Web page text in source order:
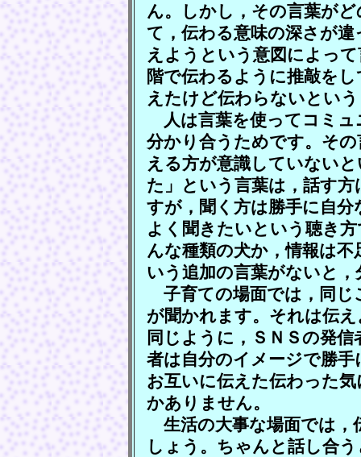
ん。しかし，その言葉が
て，伝わる意味の深さが
えようという意図によっ
階で伝わるように推敲を
えたけど伝わらないとい
人は言葉を使ってコミュ
分かり合うためです。そ
える方が意識していない
た」という言葉は，話す
すが，聞く方は勝手に自
よく聞きたいという聴き
んな種類の犬か，情報は
いう追加の言葉がないと
子育ての場面では，同じ
が聞かれます。それは伝
同じように，ＳＮＳの発
者は自分のイメージで勝
お互いに伝えた伝わった
かありません。
生活の大事な場面では，
しょう。ちゃんと話し合